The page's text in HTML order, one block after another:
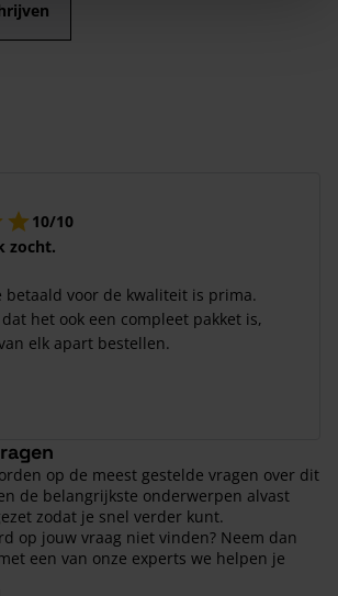
10/10
zocht.
betaald voor de kwaliteit is prima.
het ook een compleet pakket is,
elk apart bestellen.
op de meest gestelde vragen over dit
de belangrijkste onderwerpen alvast
zodat je snel verder kunt.
op jouw vraag niet vinden? Neem dan
een van onze experts we helpen je